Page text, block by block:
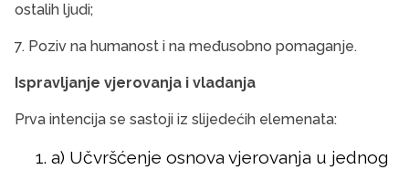
ostalih ljudi;
7. Poziv na humanost i na međusobno pomaganje.
Ispravljanje vjerovanja i vladanja
Prva intencija se sastoji iz slijedećih elemenata:
a) Učvršćenje osnova vjerovanja u jednog